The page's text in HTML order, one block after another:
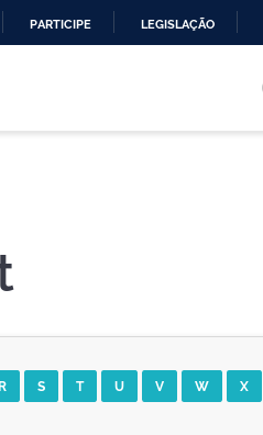
PARTICIPE LEGISLAÇÃO
S T U V W X